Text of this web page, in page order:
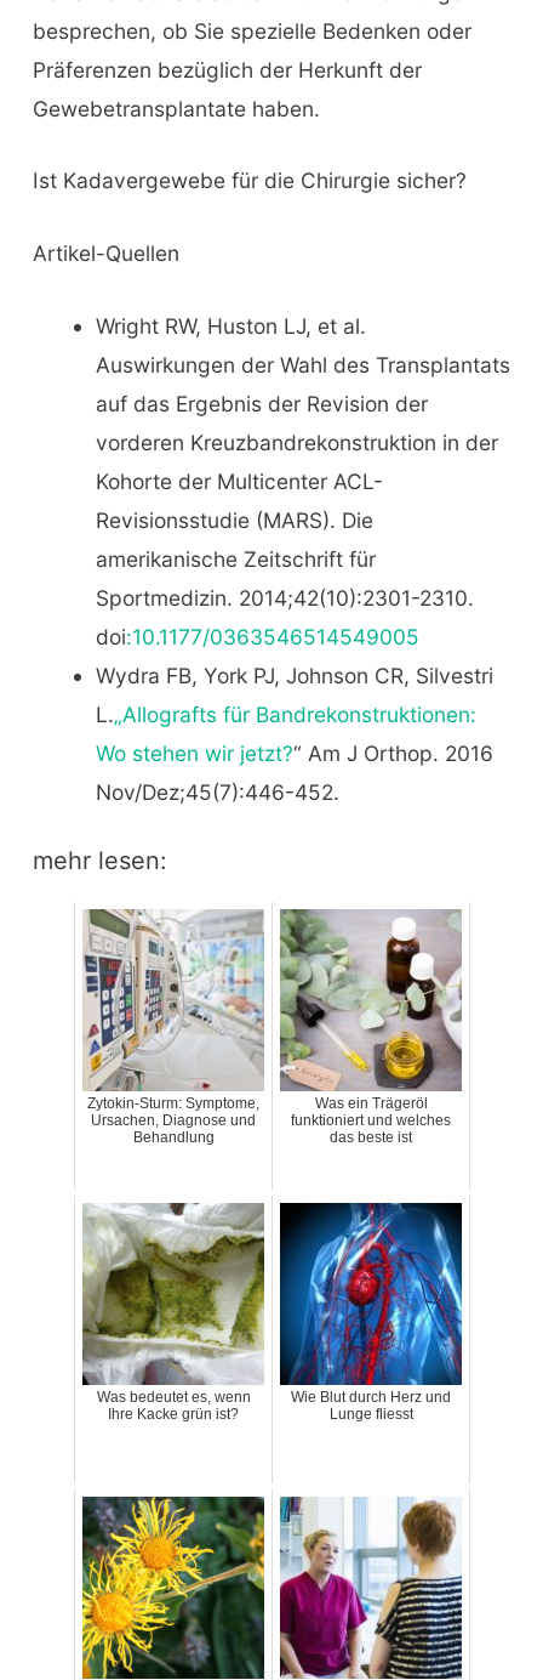
besprechen, ob Sie spezielle Bedenken oder
Präferenzen bezüglich der Herkunft der
Gewebetransplantate haben.
Ist Kadavergewebe für die Chirurgie sicher?
Artikel-Quellen
Wright RW, Huston LJ, et al.
Auswirkungen der Wahl des Transplantats
auf das Ergebnis der Revision der
vorderen Kreuzbandrekonstruktion in der
Kohorte der Multicenter ACL-
Revisionsstudie (MARS). Die
amerikanische Zeitschrift für
Sportmedizin. 2014;42(10):2301-2310.
doi:10.1177/0363546514549005
Wydra FB, York PJ, Johnson CR, Silvestri
L.„Allografts für Bandrekonstruktionen:
Wo stehen wir jetzt?“ Am J Orthop. 2016
Nov/Dez;45(7):446-452.
mehr lesen:
Zytokin-Sturm: Symptome,
Ursachen, Diagnose und
Behandlung
Was ein Trägeröl
funktioniert und welches
das beste ist
Was bedeutet es, wenn
Ihre Kacke grün ist?
Wie Blut durch Herz und
Lunge fliesst